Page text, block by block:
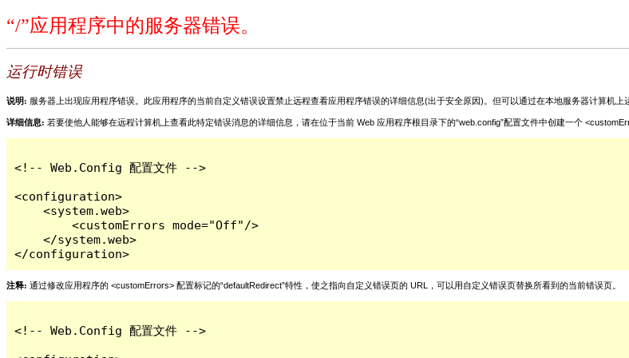
“/”应用程序中的服务器错误。
运行时错误
说明: 服务器上出现应用程序错误。此应用程序的当前自定义错误设置禁止远程查看应用程序错误的详细信息(出于安全原因)。但可以通过在本地服务器计算机上
详细信息: 若要使他人能够在远程计算机上查看此特定错误消息的详细信息，请在位于当前 Web 应用程序根目录下的“web.config”配置文件中创建一个
<!-- Web.Config 配置文件 -->
<configuration>
    <system.web>
        <customErrors mode="Off"/>
    </system.web>
</configuration>
注释: 通过修改应用程序的 <customErrors> 配置标记的“defaultRedirect”特性，使之指向自定义错误页的 URL，可以用自定义错误页替换所看到的当前错误页。
<!-- Web.Config 配置文件 -->